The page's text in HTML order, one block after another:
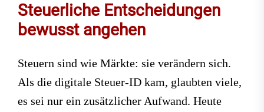
Steuerliche Entscheidungen
bewusst angehen
Steuern sind wie Märkte: sie verändern sich.
Als die digitale Steuer-ID kam, glaubten viele,
es sei nur ein zusätzlicher Aufwand. Heute